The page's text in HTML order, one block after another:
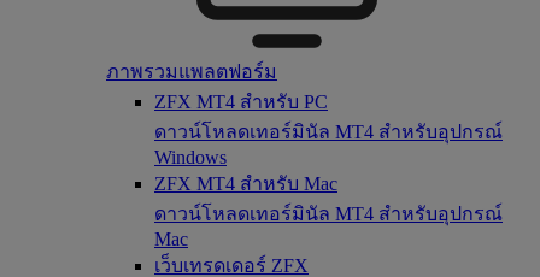
ภาพรวมแพลตฟอร์ม
ZFX MT4 สำหรับ PC
ดาวน์โหลดเทอร์มินัล MT4 สำหรับอุปกรณ์
Windows
ZFX MT4 สำหรับ Mac
ดาวน์โหลดเทอร์มินัล MT4 สำหรับอุปกรณ์
Mac
เว็บเทรดเดอร์ ZFX